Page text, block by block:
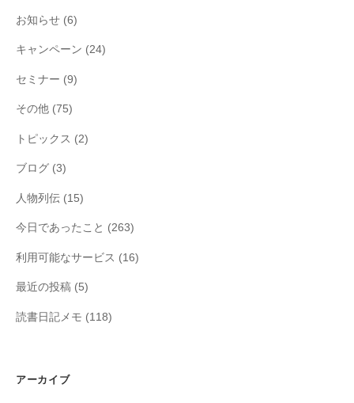
お知らせ (6)
キャンペーン (24)
セミナー (9)
その他 (75)
トピックス (2)
ブログ (3)
人物列伝 (15)
今日であったこと (263)
利用可能なサービス (16)
最近の投稿 (5)
読書日記メモ (118)
アーカイブ